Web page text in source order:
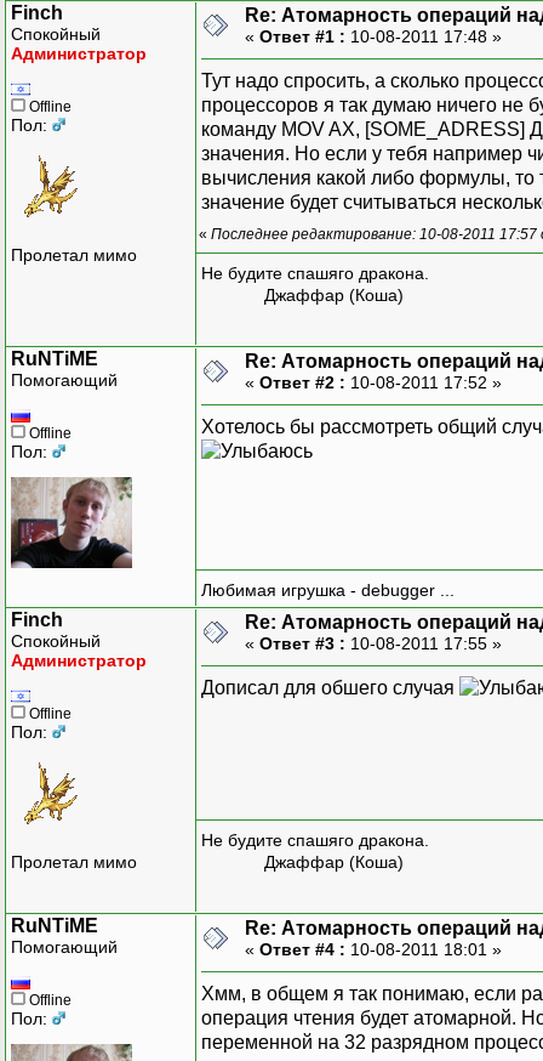
Finch
Спокойный
Администратор
Offline
Пол:
Пролетал мимо
Re: Атомарность операций
« Ответ #1 : 10-08-2011 17:48 »
Тут надо спросить, а сколько
процессоров я так думаю ничего не
команду MOV AX, [SOME_ADRESS]
значения. Но если у тебя например
вычисления какой либо формулы, то
значение будет считываться
« Последнее редактирование: 10-08-2011 17:57
Не будите спашяго дракона.
Джаффар (Коша)
RuNTiME
Помогающий
Offline
Пол:
Re: Атомарность операций
« Ответ #2 : 10-08-2011 17:52 »
Хотелось бы рассмотреть общий
Любимая игрушка - debugger ...
Finch
Спокойный
Администратор
Offline
Пол:
Пролетал мимо
Re: Атомарность операций
« Ответ #3 : 10-08-2011 17:55 »
Дописал для обшего случая
Не будите спашяго дракона.
Джаффар (Коша)
RuNTiME
Помогающий
Offline
Пол:
Re: Атомарность операций
« Ответ #4 : 10-08-2011 18:01 »
Хмм, в общем я так понимаю, если
операция чтения будет атомарной.
переменной на 32 разрядном